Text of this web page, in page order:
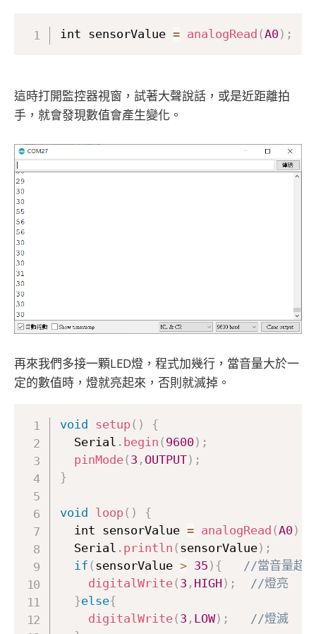
int sensorValue = analogRead (A0) ;
這時打開監控器視窗，試著大聲說話，或是近距離拍
手，就會發現數值會產生變化。
再來我們多接一顆LED燈，程式加幾行，當音量大於一
定的數值時，燈就亮起來，否則就滅掉。
void setup( )
{
  Serial
. begin ( 9600) ;
pinMode( 3 , OUTPUT) ;
}
void loop( )
{
  int sensorValue
= analogRead (A0)
  Serial
. println ( sensorValue) ;
if ( sensorValue > 35 ) {
//當音量超
digitalWrite( 3 , HIGH ) ;
//燈亮
}else{
digitalWrite( 3 , LOW) ;
//燈滅